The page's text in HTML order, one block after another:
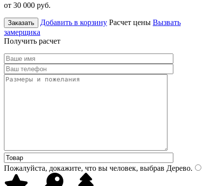
от 30 000 руб.
Заказать Добавить в корзину Расчет цены Вызвать
замерщика
Получить расчет
Пожалуйста, докажите, что вы человек, выбрав Дерево.